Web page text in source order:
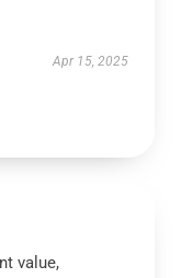
Apr 15, 2025
value,